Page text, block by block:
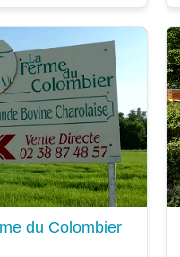
du Colombier